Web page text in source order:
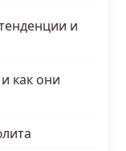
и
как они